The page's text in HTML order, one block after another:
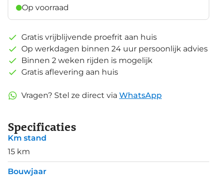
Op voorraad
Gratis vrijblijvende proefrit aan huis
Op werkdagen binnen 24 uur persoonlijk advies
Binnen 2 weken rijden is mogelijk
Gratis aflevering aan huis
Vragen? Stel ze direct via WhatsApp
Specificaties
Km stand
15 km
Bouwjaar